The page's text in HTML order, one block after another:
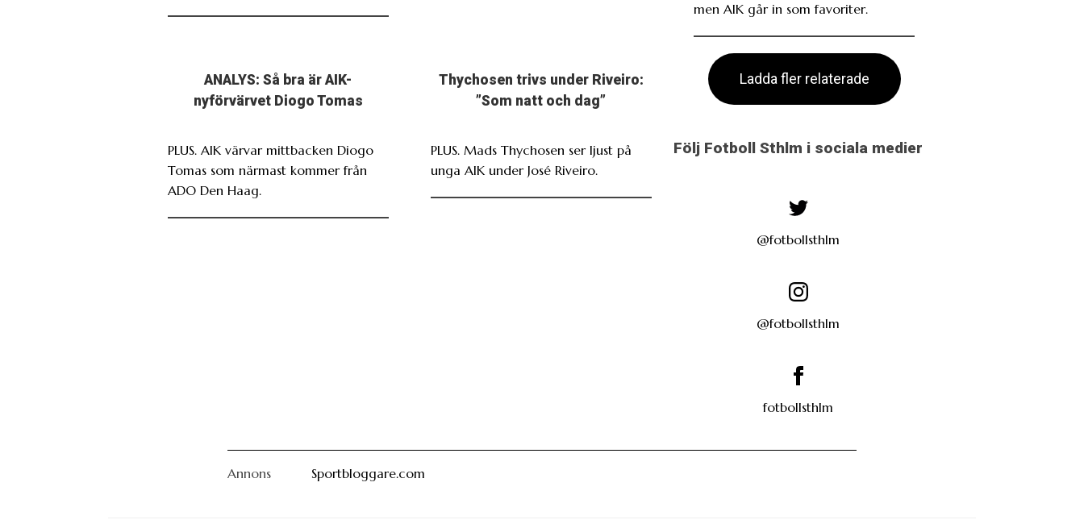
men AIK går in som favoriter.
ANALYS: Så bra är AIK-
nyförvärvet Diogo Tomas
PLUS. AIK värvar mittbacken Diogo
Tomas som närmast kommer från
ADO Den Haag.
Thychosen trivs under Riveiro:
”Som natt och dag”
PLUS. Mads Thychosen ser ljust på
unga AIK under José Riveiro.
Ladda fler relaterade
Följ Fotboll Sthlm i sociala medier
@fotbollsthlm
@fotbollsthlm
fotbollsthlm
Annons Sportbloggare.com